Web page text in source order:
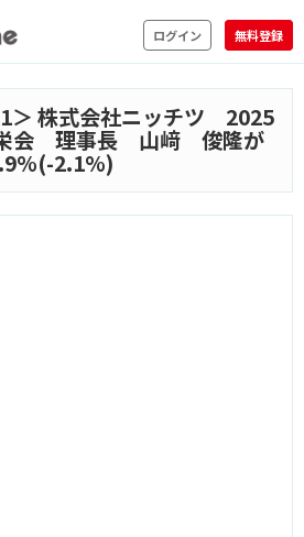
ログイン 無料登録
＞ 株式会社ニッチツ 2025
会 理事長 山﨑 俊隆が
2.1%)